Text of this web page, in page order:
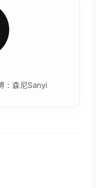
：森尼Sanyi